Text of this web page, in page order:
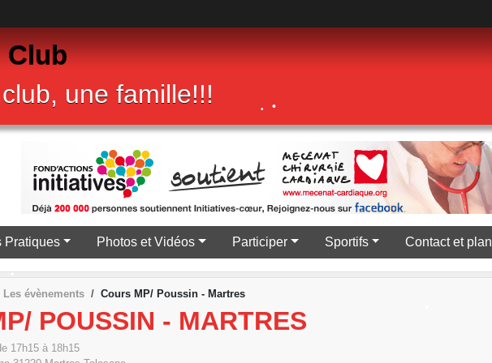
Club
une famille!!!
Pratiques Photos et Vidéos Participer Sportifs Contact et plan
Les évènements Cours MP/ Poussin - Martres
POUSSIN - MARTRES
17h15 à 18h15
•
•